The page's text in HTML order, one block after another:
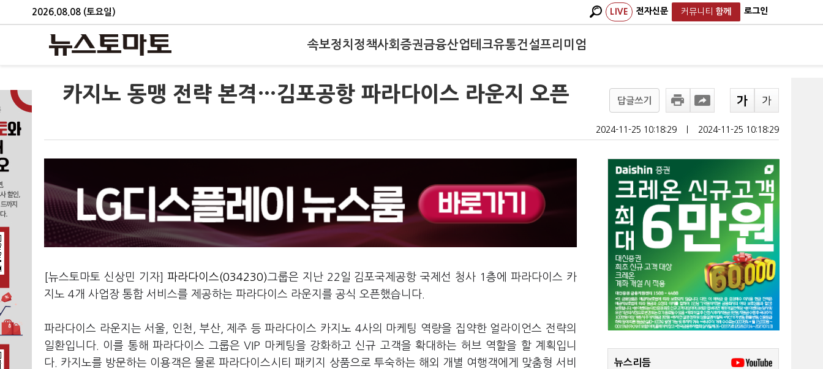
2026.08.08 (토요일) LIVE 전자신문 커뮤니티 함께 로그인
속보정치 정책사회 증권금융산업테크유통건설프리미엄
카지노 동맹 전략 본격…김포공항 파라다이스 라운지 오픈 답글쓰기
2024-11-25 10:18:29 2024-11-25 10:18:29
[뉴스토마토 신상민 기자] 파라다이스(034230)그룹은 지난 22일 김포국제공항 국제선 청사 1층에 파라다이스 카
지노 4개 사업장 통합 서비스를 제공하는 파라다이스 라운지를 공식 오픈했습니다.
파라다이스 라운지는 서울, 인천, 부산, 제주 등 파라다이스 카지노 4사의 마케팅 역량을 집약한 얼라이언스 전략의
일환입니다. 이를 통해 파라다이스 그룹은 VIP 마케팅을 강화하고 신규 고객을 확대하는 허브 역할을 할 계획입니
다. 카지노를 방문하는 이용객은 물론 파라다이스시티 패키지 상품으로 투숙하는 해외 개별 여행객에게 맞춤형 서비
뉴스리듬